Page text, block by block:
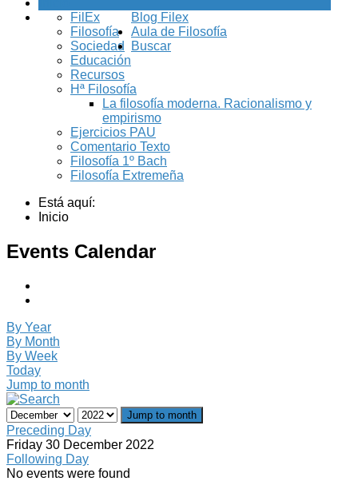
Blog Filex
FilEx
Filosofía
Sociedad
Educación
Recursos
Aula de Filosofía
Hª Filosofía
La filosofía moderna. Racionalismo y
empirismo
Ejercicios PAU
Comentario Texto
Filosofía 1º Bach
Filosofía Extremeña
Buscar
Está aquí:
Inicio
Events Calendar
By Year
By Month
By Week
Today
Jump to month
Jump to month
Preceding Day
Friday 30 December 2022
Following Day
No events were found